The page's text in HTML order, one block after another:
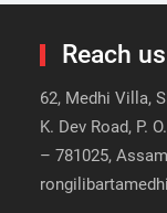
Reach us
62, Medhi Villa,
K. Dev Road, P.
– 781025,